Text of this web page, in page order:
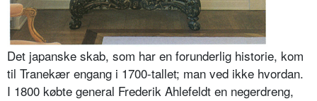
Det japanske skab, som har en forunderlig historie, kom
til Tranekær engang i 1700-tallet; man ved ikke hvordan.
I 1800 købte general Frederik Ahlefeldt en negerdreng,